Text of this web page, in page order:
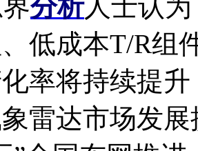
分析人士认
低成本T/R组
率将持续提
雷达市场发